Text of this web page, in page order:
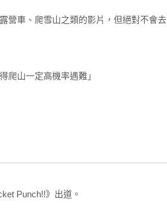
營車、爬雪山之類的影片，但絕對不會去
爬山一定高機率遇難」
Punch!!》出道。